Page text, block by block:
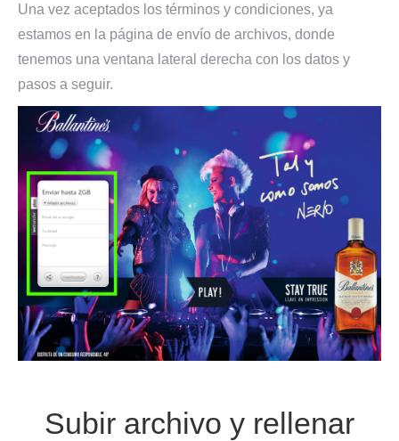
Una vez aceptados los términos y condiciones, ya
estamos en la página de envío de archivos, donde
tenemos una ventana lateral derecha con los datos y
pasos a seguir.
Subir archivo y rellenar